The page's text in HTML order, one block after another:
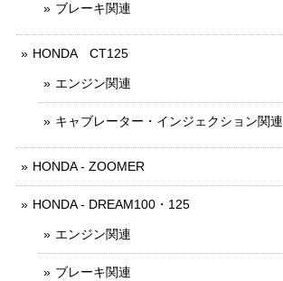
ブレーキ関連
HONDA CT125
エンジン関連
キャブレーター・インジェクション関連
HONDA - ZOOMER
HONDA - DREAM100・125
エンジン関連
ブレーキ関連